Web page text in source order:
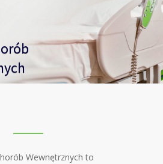
Wewnętrznych to